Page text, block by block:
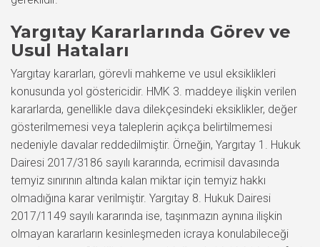
Yargıtay Kararlarında Görev ve
Usul Hataları
Yargıtay kararları, görevli mahkeme ve usul eksiklikleri
konusunda yol göstericidir. HMK 3. maddeye ilişkin verilen
kararlarda, genellikle dava dilekçesindeki eksiklikler, değer
gösterilmemesi veya taleplerin açıkça belirtilmemesi
nedeniyle davalar reddedilmiştir. Örneğin, Yargıtay 1. Hukuk
Dairesi 2017/3186 sayılı kararında, ecrimisil davasında
temyiz sınırının altında kalan miktar için temyiz hakkı
olmadığına karar verilmiştir. Yargıtay 8. Hukuk Dairesi
2017/1149 sayılı kararında ise, taşınmazın aynına ilişkin
olmayan kararların kesinleşmeden icraya konulabileceği